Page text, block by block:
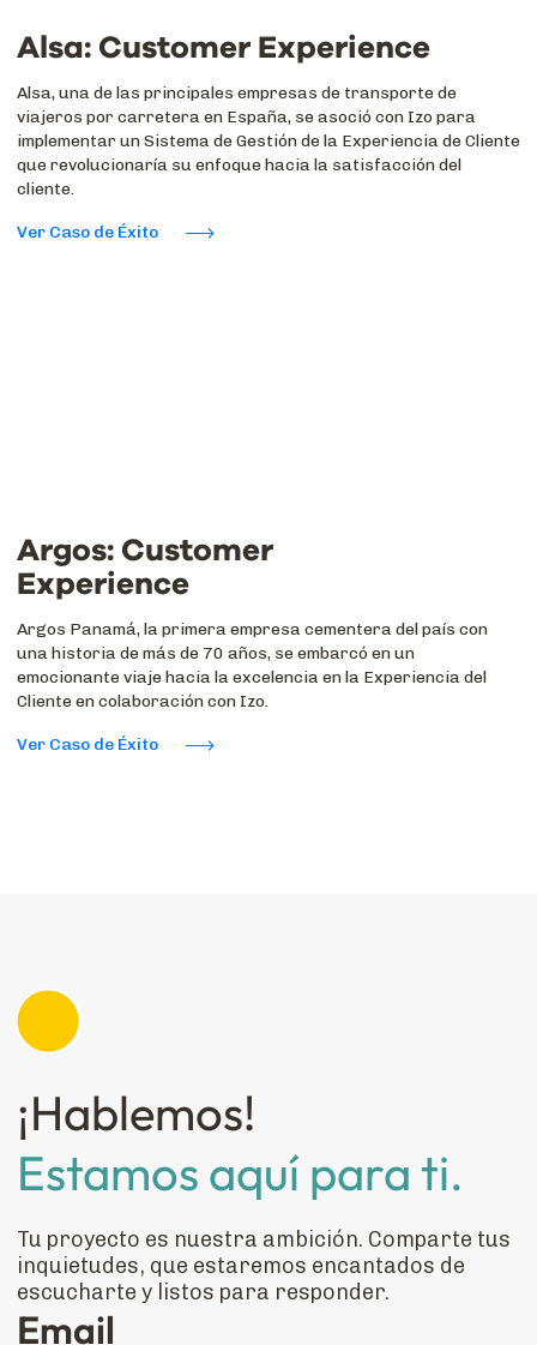
Alsa: Customer Experience
Alsa, una de las principales empresas de transporte de
viajeros por carretera en España, se asoció con Izo para
implementar un Sistema de Gestión de la Experiencia de Cliente
que revolucionaría su enfoque hacia la satisfacción del
cliente.
Ver Caso de Éxito
Argos: Customer
Experience
Argos Panamá, la primera empresa cementera del país con
una historia de más de 70 años, se embarcó en un
emocionante viaje hacia la excelencia en la Experiencia del
Cliente en colaboración con Izo.
Ver Caso de Éxito
¡Hablemos!
Estamos aquí para ti.
Tu proyecto es nuestra ambición. Comparte tus
inquietudes, que estaremos encantados de
escucharte y listos para responder.
Email